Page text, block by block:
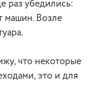
раз убедились:
машин. Возле
что некоторые
это и для